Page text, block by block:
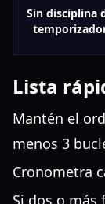
Sin disciplina
Lista
Mantén el
menos 3
Cronometra
Si dos o más